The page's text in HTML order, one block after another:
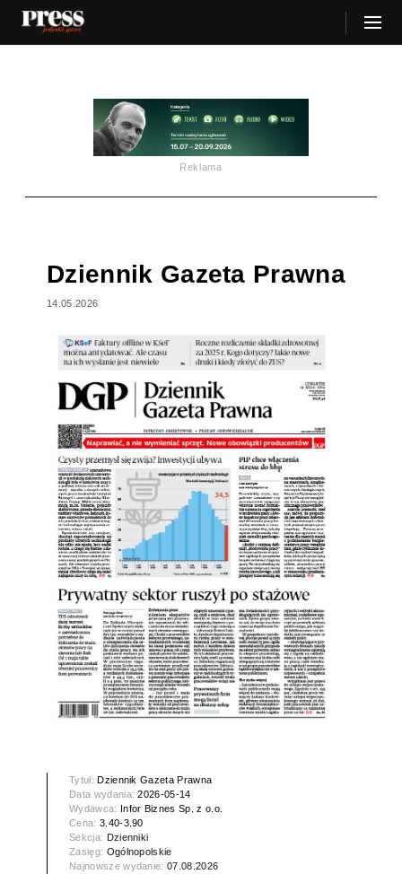
Reklama
Dziennik Gazeta Prawna
14.05.2026
Tytuł: Dziennik Gazeta Prawna
Data wydania:2026-05-14
Wydawca:
Infor Biznes Sp. z o.o.
Cena: 3.40-3.90
Sekcja: Dzienniki
Zasięg: Ogólnopolskie
Najnowsze wydanie:07.08.2026